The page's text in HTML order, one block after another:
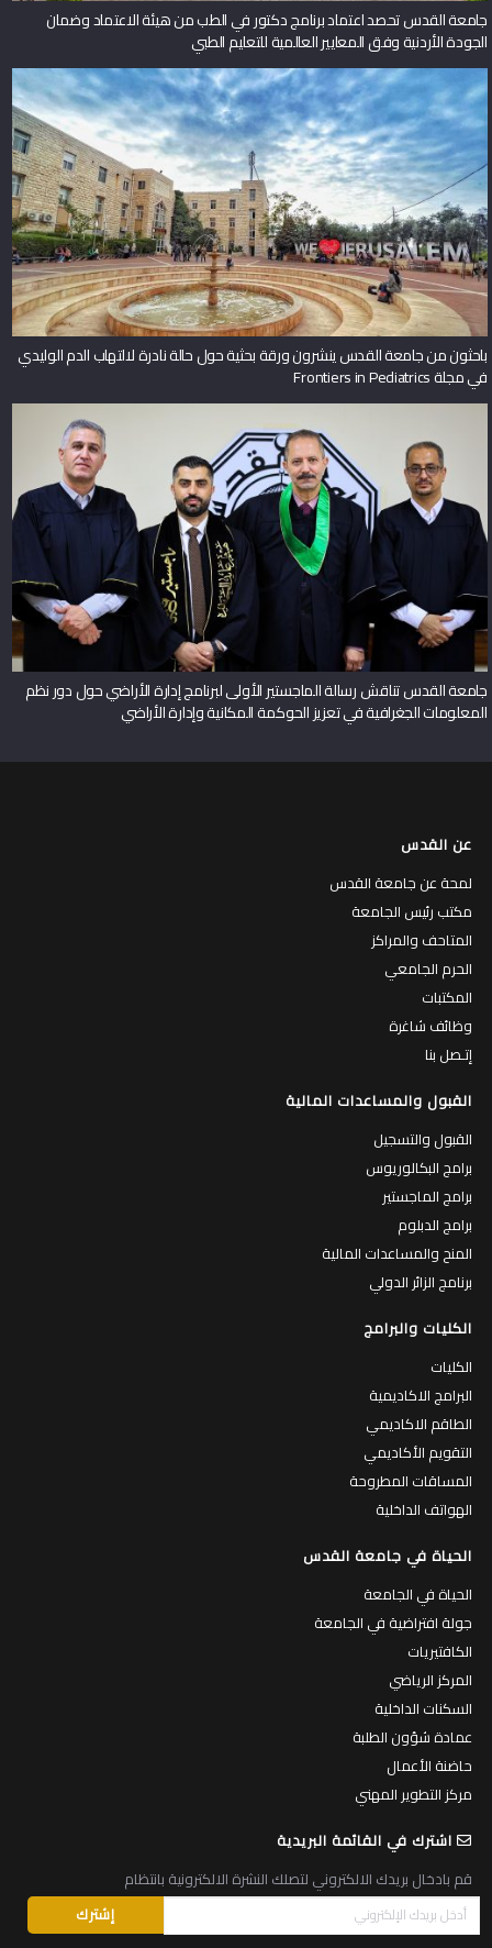
جامعة القدس تحصد اعتماد برنامج دكتور في الطب من هيئة الاعتماد وضمان
الجودة الأردنية وفق المعايير العالمية للتعليم الطبي
باحثون من جامعة القدس ينشرون ورقة بحثية حول حالة نادرة لالتهاب الدم الوليدي
في مجلة Frontiers in Pediatrics
جامعة القدس تناقش رسالة الماجستير الأولى لبرنامج إدارة الأراضي حول دور نظم
المعلومات الجغرافية في تعزيز الحوكمة المكانية وإدارة الأراضي
عن القدس
لمحة عن جامعة القدس
مكتب رئيس الجامعة
المتاحف والمراكز
الحرم الجامعي
المكتبات
وظائف شاغرة
إتـصل بنا
القبول والمساعدات المالية
القبول والتسجيل
برامج البكالوريوس
برامج الماجستير
برامج الدبلوم
المنح والمساعدات المالية
برنامج الزائر الدولي
الكليات والبرامج
الكليات
البرامج الاكاديمية
الطاقم الاكاديمي
التقويم الأكاديمي
المساقات المطروحة
الهواتف الداخلية
الحياة في جامعة القدس
الحياة في الجامعة
جولة افتراضية في الجامعة
الكافتيريات
المركز الرياضي
السكنات الداخلية
عمادة شؤون الطلبة
حاضنة الأعمال
مركز التطوير المهني
اشترك في القائمة البريدية
قم بادخال بريدك الالكتروني لتصلك النشرة الالكترونية بانتظام